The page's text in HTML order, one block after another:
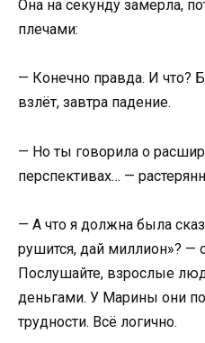
Она на секунду замерла,
плечами:
— Конечно правда. И что?
взлёт, завтра падение.
— Но ты говорила о
перспективах… —
— А что я должна была
рушится, дай миллион»? —
Послушайте, взрослые
деньгами. У Марины они
трудности. Всё логично.